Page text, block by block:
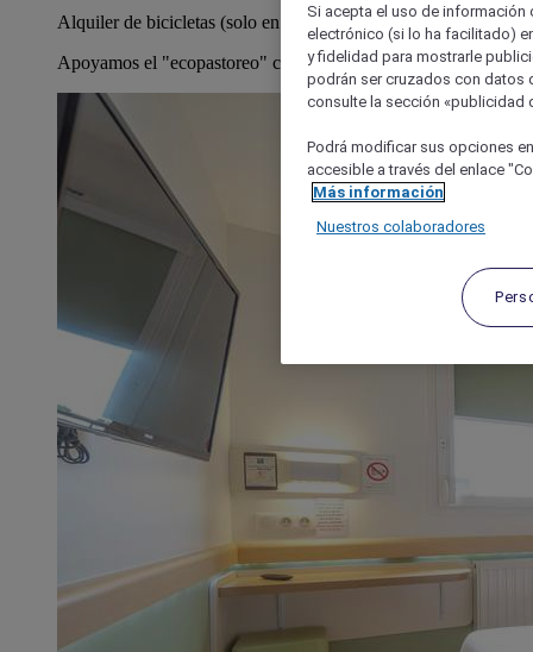
Alquiler de bicicletas (solo en verano)
Apoyamos el "ecopastoreo" con nuestras ovejas de Ouessant
Si acepta el uso de
electrónico (si lo ha facilitado)
y fidelidad para mostrarle
podrán ser cruzados con datos
consulte la sección «publicidad
Podrá modificar sus opciones
accesible a través del enlace
Más información
Nuestros colaboradores